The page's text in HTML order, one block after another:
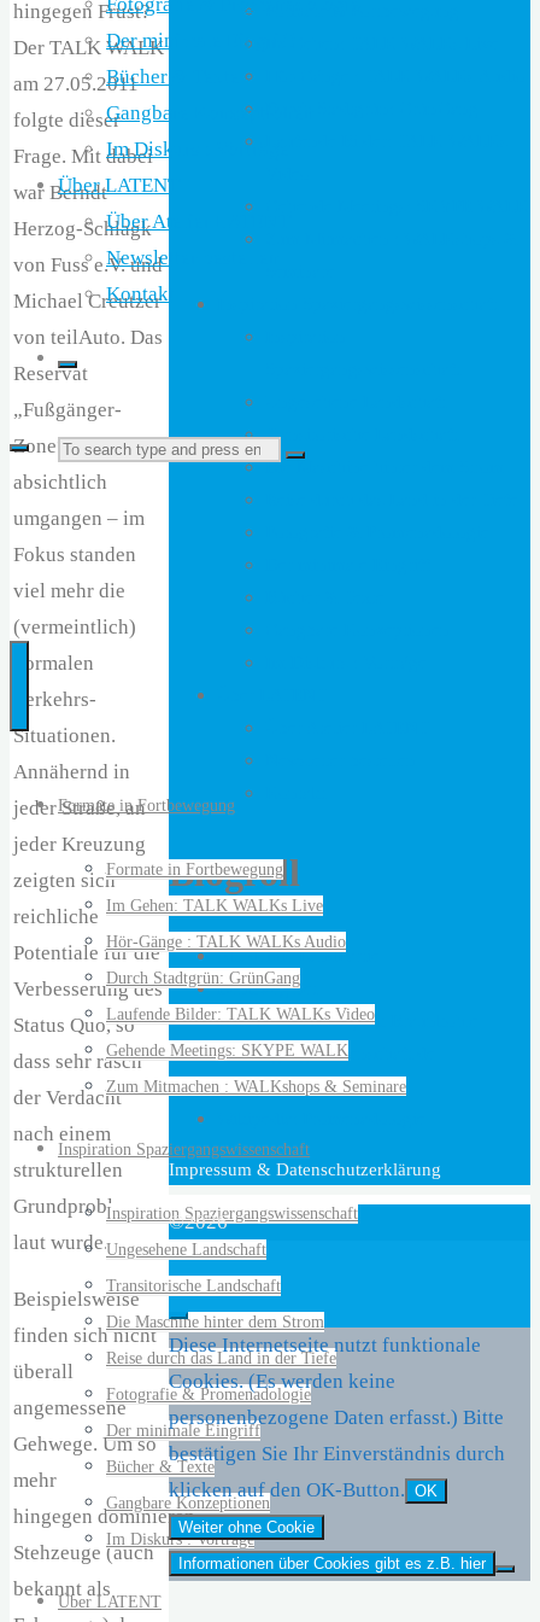
Der minimale Eingriff
Bücher & Texte
Gangbare Konzeptionen
Im Diskurs : Vorträge
Über LATENT
Über Atelier LATENT
Newsletter bestellen
Kontakt
Search
for:
Search
…
bringt
Menschen
und
Ideen
auf
die
Beine
Formate in Fortbewegung
Formate in Fortbewegung
Im Gehen: TALK WALKs Live
Hör-Gänge : TALK WALKs Audio
Durch Stadtgrün: GrünGang
Laufende Bilder: TALK WALKs Video
Gehende Meetings: SKYPE WALK
Zum Mitmachen : WALKshops & Seminare
Inspiration Spaziergangswissenschaft
Inspiration Spaziergangswissenschaft
Ungesehene Landschaft
Transitorische Landschaft
Die Maschine hinter dem Strom
Reise durch das Land in der Tiefe
Fotografie & Promenadologie
Der minimale Eingriff
Bücher & Texte
Gangbare Konzeptionen
Im Diskurs : Vorträge
Über LATENT
hingegen Frust?
Der TALK WALK
am 27.05.2011
folgte dieser
Frage. Mit dabei
war Berndt
Herzog-Schlagk
von Fuss e.V. und
Michael Creutzer
von teilAuto. Das
Reservat
„Fußgänger-
Zone“ wurde
absichtlich
umgangen – im
Fokus standen
viel mehr die
(vermeintlich)
normalen
Verkehrs-
Situationen.
Annähernd in
jeder Straße, an
jeder Kreuzung
zeigten sich
reichliche
Potentiale für die
Verbesserung des
Status Quo, so
dass sehr rasch
der Verdacht
nach einem
strukturellen
Grundproblem
laut wurde.
Beispielsweise
finden sich nicht
überall
angemessene
Gehwege. Um so
mehr
hingegen dominieren
Stehzeuge (auch
bekannt als
Transitorische Landschaft
Die Maschine hinter dem Strom
Blogroll
Akademie LandPartie
Denkweg.net
Initiative Nationalpark Braunkohle
Spaziergangswissenschaft.de
TALK WALKs
Impressum & Datenschutzerklärung
©2026
Diese Internetseite nutzt funktionale
Cookies. (Es werden keine
personenbezogene Daten erfasst.) Bitte
bestätigen Sie Ihr Einverständnis durch
klicken auf den OK-Button. OK
Weiter ohne Cookie
Informationen über Cookies gibt es z.B. hier